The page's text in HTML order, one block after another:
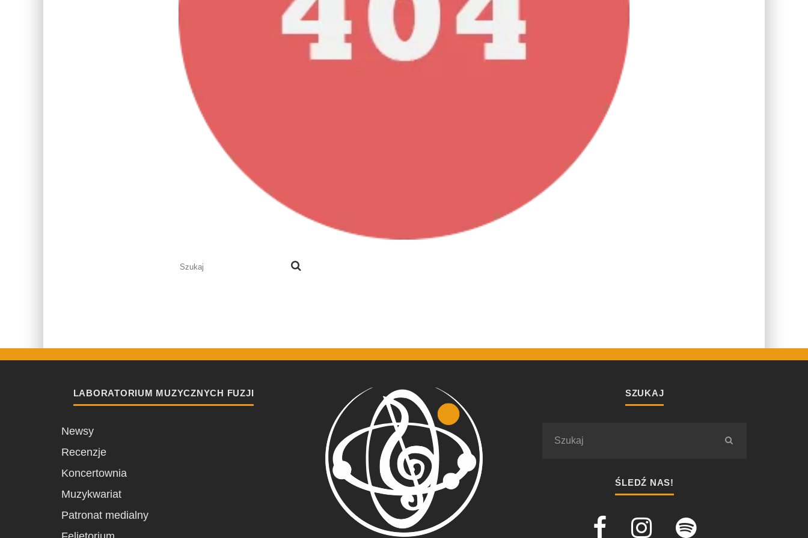
LABORATORIUM MUZYCZNYCH FUZJI
Newsy
Recenzje
Koncertownia
Muzykwariat
Patronat medialny
SZUKAJ
ŚLEDŹ NAS!